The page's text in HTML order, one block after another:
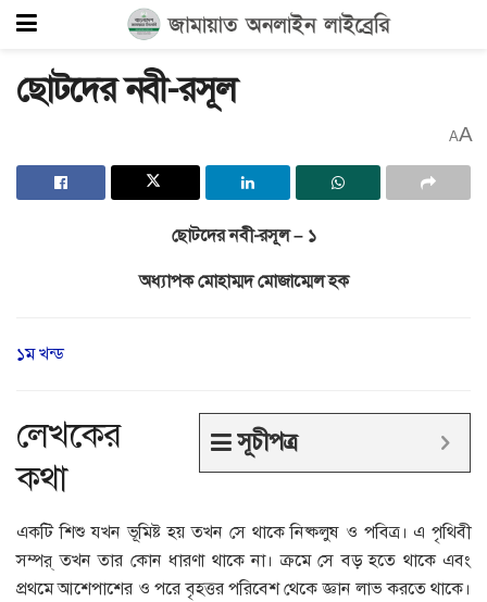
ছোটদের নবী-রসূল
AA
ছোটদের নবী-রসূল – ১
অধ্যাপক মোহাম্মদ মোজাম্মেল হক
১ম খন্ড
সূচীপত্র
লেখকের
কথা
একটি শিশু যখন ভূমিষ্ট হয় তখন সে থাকে নিষ্কলুষ ও পবিত্র। এ পৃথিবী
সম্পর্ তখন তার কোন ধারণা থাকে না। ক্রমে সে বড় হতে থাকে এবং
প্রথমে আশেপাশের ও পরে বৃহত্তর পরিবেশ থেকে জ্ঞান লাভ করতে থাকে।